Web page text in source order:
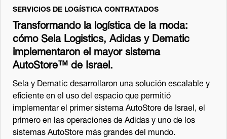
SERVICIOS DE LOGÍSTICA CONTRATADOS
Transformando la logística de la moda:
cómo Sela Logistics, Adidas y Dematic
implementaron el mayor sistema
AutoStore™ de Israel.
Sela y Dematic desarrollaron una solución escalable y
eficiente en el uso del espacio que permitió
implementar el primer sistema AutoStore de Israel, el
primero en las operaciones de Adidas y uno de los
sistemas AutoStore más grandes del mundo.